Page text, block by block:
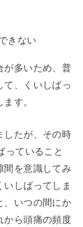
きない
が多いため、普
て、くいしばっ
す。
したが、その時
っていること
間を意識してみ
しばってしま
、いつの間にか
から頭痛の頻度